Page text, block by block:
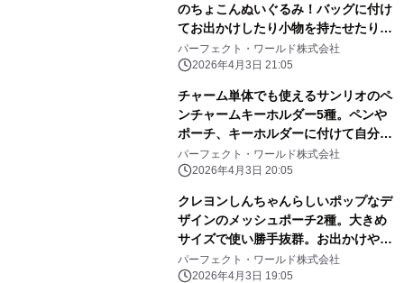
のちょこんぬいぐるみ！バッグに付け
てお出かけしたり小物を持たせたりと
自由に楽しめる！
パーフェクト・ワールド株式会社
2026年4月3日 21:05
チャーム単体でも使えるサンリオのペ
ンチャームキーホルダー5種。ペンや
ポーチ、キーホルダーに付けて自分だ
けのアレンジしよう
パーフェクト・ワールド株式会社
2026年4月3日 20:05
クレヨンしんちゃんらしいポップなデ
ザインのメッシュポーチ2種。大きめ
サイズで使い勝手抜群。お出かけや旅
行にぜひ！
パーフェクト・ワールド株式会社
2026年4月3日 19:05